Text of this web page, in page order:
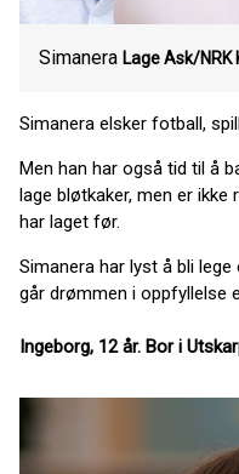
Simanera Lage Ask/
Simanera elsker fotball,
Men han har også tid til å
lage bløtkaker, men er
har laget før.
Simanera har lyst å bli lege
går drømmen i oppfyllelse
Ingeborg, 12 år. Bor i